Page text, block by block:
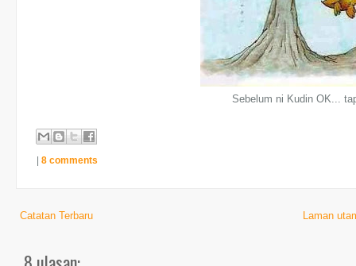
Sebelum ni Kudin OK...
| 8 comments
Catatan Terbaru Laman